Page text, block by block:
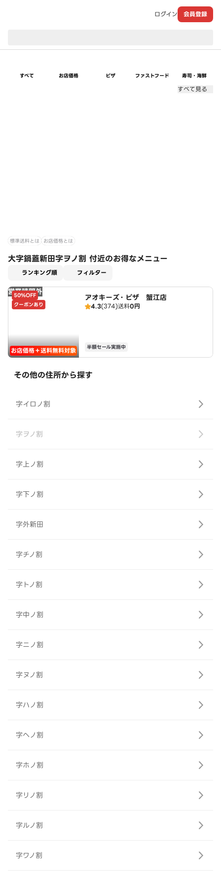
ログイン 会員登録
すべて お店価格 ピザ ファストフード 寿司・海鮮
すべて見る
標準送料とは お店価格とは
大字鍋蓋新田字ヲノ割 付近のお得なメニュー
ランキング順 フィルター
営業時間外
50%OFF
クーポンあり
お店価格＋送料無料対象
アオキーズ・ピザ 蟹江店
4.3(374)送料0円
半額セール実施中
その他の住所から探す
字イロノ割
字ヲノ割
字上ノ割
字下ノ割
字外新田
字チノ割
字トノ割
字中ノ割
字ニノ割
字ヌノ割
字ハノ割
字ヘノ割
字ホノ割
字リノ割
字ルノ割
字ワノ割